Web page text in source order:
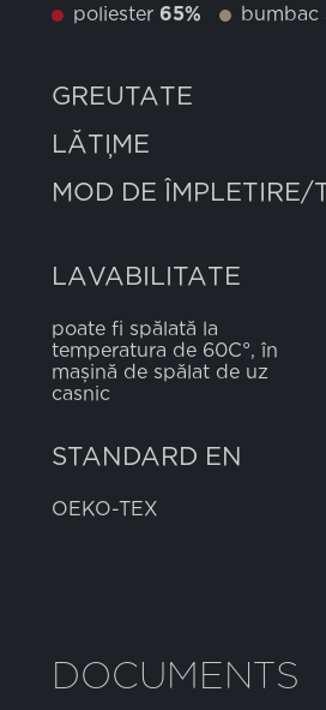
poliester 65% bumbac
GREUTATE
LĂȚIME
MOD DE ÎMPLETIRE/
LAVABILITATE
poate fi spălată la
temperatura de 60C°, în
mașină de spălat de uz
casnic
STANDARD EN
OEKO-TEX
DOCUMENTS